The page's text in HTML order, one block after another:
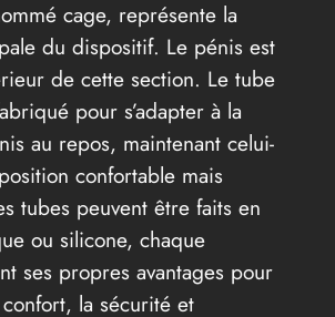
cage, représente la
du dispositif. Le pénis est
de cette section. Le tube
pour s’adapter à la
au repos, maintenant celui-
confortable mais
tubes peuvent être faits en
ou silicone, chaque
ses propres avantages pour
la sécurité et